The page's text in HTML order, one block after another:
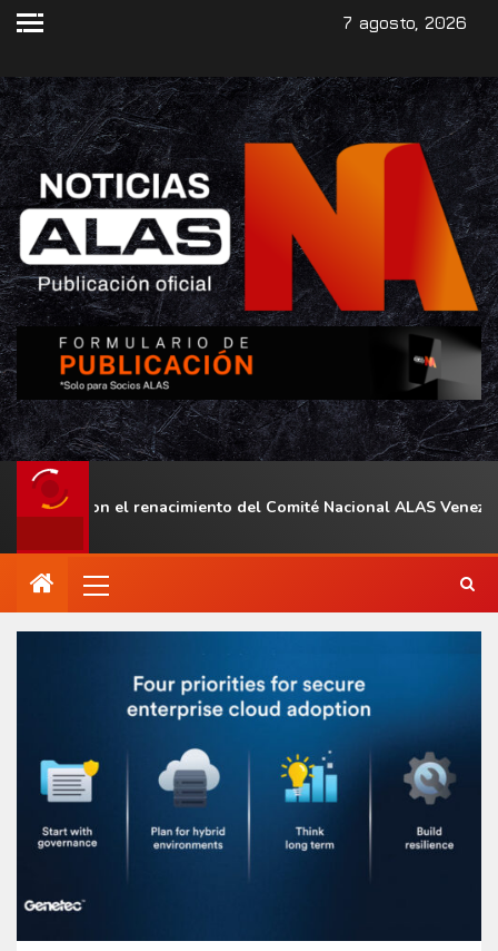
7 agosto, 2026
el renacimiento del Comité Nacional ALAS Venezuela